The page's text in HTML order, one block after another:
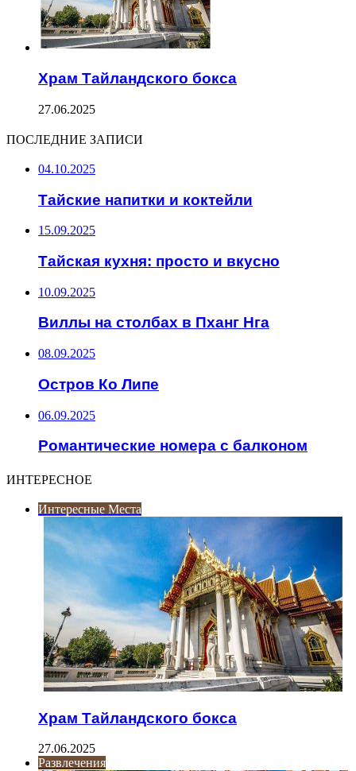
Храм Тайландского бокса
27.06.2025
ПОСЛЕДНИЕ ЗАПИСИ
04.10.2025
Тайские напитки и коктейли
15.09.2025
Тайская кухня: просто и вкусно
10.09.2025
Виллы на столбах в Пханг Нга
08.09.2025
Остров Ко Липе
06.09.2025
Романтические номера с балконом
ИНТЕРЕСНОЕ
Интересные Места
Храм Тайландского бокса
27.06.2025
Развлечения